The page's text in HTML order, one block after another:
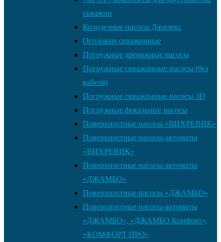
скважин
Колодезные насосы Джилекс
Оголовки скважинные
Погружные дренажные насосы
Погружные скважинные насосы (без
кабеля)
Погружные скважинные насосы 3D
Погружные фекальные насосы
Поверхностные насосы «ВИХРЕВИК»
Поверхностные насосы-автоматы
«ВИХРЕВИК»
Поверхностные насосы-автоматы
«ДЖАМБО»
Поверхностные насосы «ДЖАМБО»
Поверхностные насосы-автоматы
«ДЖАМБО», «ДЖАМБО Комфорт»,
«КОМФОРТ ПРО»